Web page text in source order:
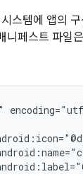
스템에 앱의
니페스트 파일